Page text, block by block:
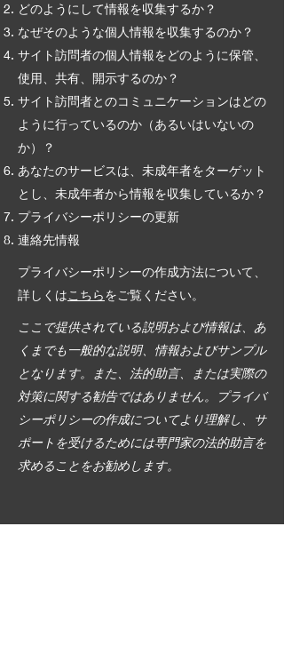
どのようにして情報を収集するか？
なぜそのような個人情報を収集するのか？
サイト訪問者の個人情報をどのように保管、
使用、共有、開示するのか？
サイト訪問者とのコミュニケーションはどの
ように行っているのか（あるいはいないの
か）？
あなたのサービスは、未成年者をターゲット
とし、未成年者から情報を収集しているか？
プライバシーポリシーの更新
連絡先情報
プライバシーポリシーの作成方法について、
詳しくはこちらをご覧ください。
ここで提供されている説明および情報は、あ
くまでも一般的な説明、情報およびサンプル
となります。また、法的助言、または実際の
対策に関する勧告ではありません。プライバ
シーポリシーの作成についてより理解し、サ
ポートを受けるためには専門家の法的助言を
求めることをお勧めします。